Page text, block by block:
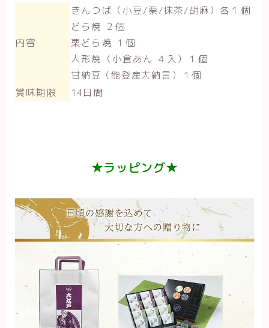
内容
きんつば（小豆/栗/抹茶/胡麻）各１個
どら焼 ２個
栗どら焼 １個
人形焼（小倉あん ４入）１個
甘納豆（能登産大納言）１個
賞味期限
14日間
★ラッピング★